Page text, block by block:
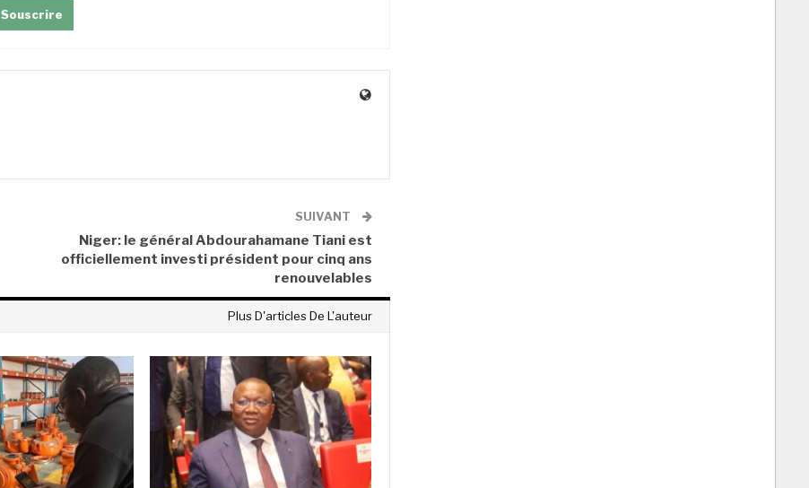
Souscrire
SUIVANT
Niger: le général Abdourahamane Tiani est
officiellement investi président pour cinq ans
renouvelables
Plus D'articles De L'auteur